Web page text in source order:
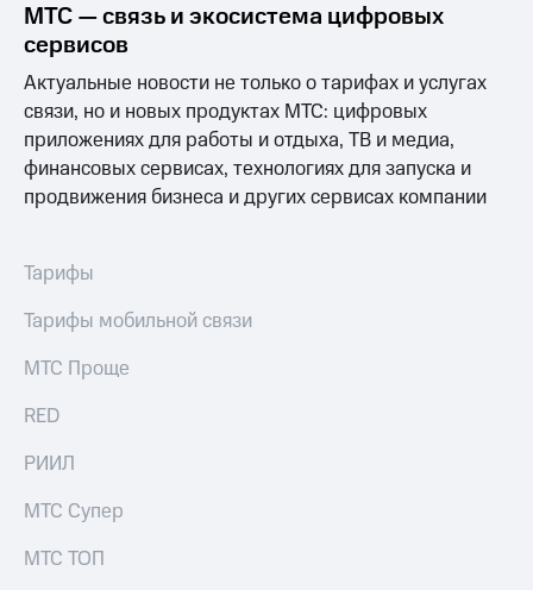
информации
Информация
акционерам
Документы
ПАО
"МТС"
Собрания
акционеров
Личный
Контроль
аудит
приобретения
Порядок
выкупа
акций
МТС — связь и экосистема цифровых
сервисов
Актуальные новости не только о тарифах и услугах
связи, но и новых продуктах МТС: цифровых
приложениях для работы и отдыха, ТВ и медиа,
финансовых сервисах, технологиях для запуска и
продвижения бизнеса и других сервисах компании
Тарифы
Тарифы мобильной связи
МТС Проще
RED
РИИЛ
МТС Супер
МТС ТОП